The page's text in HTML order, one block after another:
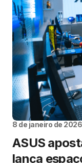
8 de janeiro de 2026
ASUS
lança